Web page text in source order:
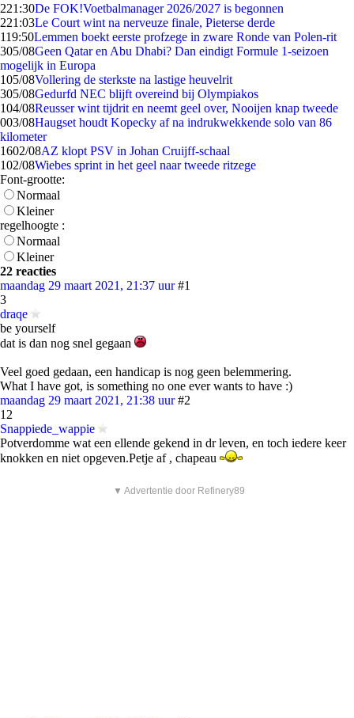
221:30De FOK!Voetbalmanager 2026/2027 is begonnen
221:03Le Court wint na nerveuze finale, Pieterse derde
119:50Lemmen boekt eerste profzege in zware Ronde van Polen-rit
305/08Geen Qatar en Abu Dhabi? Dan eindigt Formule 1-seizoen
mogelijk in Europa
105/08Vollering de sterkste na lastige heuvelrit
305/08Gedurfd NEC blijft overeind bij Olympiakos
104/08Reusser wint tijdrit en neemt geel over, Nooijen knap tweede
003/08Haugset houdt Kopecky af na indrukwekkende solo van 86
kilometer
1602/08AZ klopt PSV in Johan Cruijff-schaal
102/08Wiebes sprint in het geel naar tweede ritzege
Font-grootte:
Normaal
Kleiner
regelhoogte :
Normaal
Kleiner
22 reacties
maandag 29 maart 2021, 21:37 uur #1
3
draqe
be yourself
dat is dan nog snel gegaan
Veel goed gedaan, een handicap is nog geen belemmering.
What I have got, is something no one ever wants to have :)
maandag 29 maart 2021, 21:38 uur #2
12
Snappiede_wappie
Potverdomme wat een ellende gekend in dr leven, en toch iedere keer
knokken en niet opgeven.Petje af , chapeau
▼ Advertentie door Refinery89